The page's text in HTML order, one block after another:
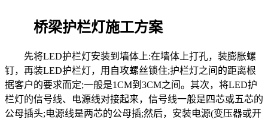
桥梁护栏灯施工方案
先将LED护栏灯安装到墙体上:在墙体上打孔，装膨胀螺
钉，再装LED护栏灯，用自攻螺丝锁住;护栏灯之间的距离根
据客户的要求而定;一般是1CM到3CM之间。其次，将LED护
栏灯的信号线、电源线对接起来，信号线一般是四芯或五芯的
公母插头;电源线是两芯的公母插;然后，安装电源(变压器或开